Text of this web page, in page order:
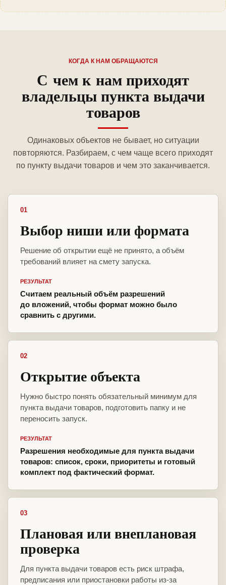
КОГДА К НАМ ОБРАЩАЮТСЯ
С чем к нам приходят
владельцы пункта выдачи
товаров
Одинаковых объектов не бывает, но ситуации
повторяются. Разбираем, с чем чаще всего приходят
по пункту выдачи товаров и чем это заканчивается.
01
Выбор ниши или формата
Решение об открытии ещё не принято, а объём
требований влияет на смету запуска.
РЕЗУЛЬТАТ
Считаем реальный объём разрешений
до вложений, чтобы формат можно было
сравнить с другими.
02
Открытие объекта
Нужно быстро понять обязательный минимум для
пункта выдачи товаров, подготовить папку и не
переносить запуск.
РЕЗУЛЬТАТ
Разрешения необходимые для пункта выдачи
товаров: список, сроки, приоритеты и готовый
комплект под фактический формат.
03
Плановая или внеплановая
проверка
Для пункта выдачи товаров есть риск штрафа,
предписания или приостановки работы из-за